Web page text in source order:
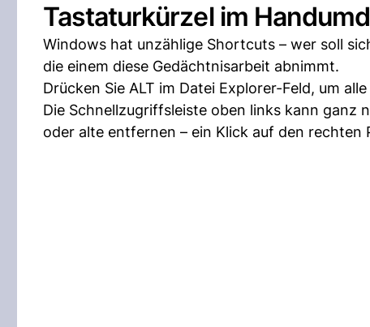
Tastaturkürzel im
Windows hat unzählige Shortcuts – wer soll
die einem diese Gedächtnisarbeit abnimmt.
Drücken Sie ALT im Datei Explorer-Feld, um
Die Schnellzugriffsleiste oben links kann ganz
oder alte entfernen – ein Klick auf den